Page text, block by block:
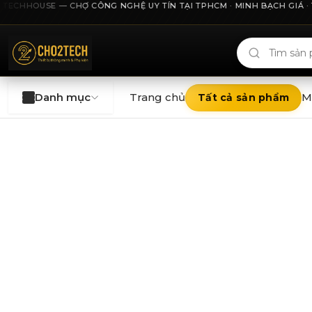
Cho2Tech và 2Techhouse — chợ công nghệ uy tín tại
— CHỢ CÔNG NGHỆ UY TÍN TẠI TPHCM · MINH BẠCH GIÁ ·
Danh mục Trang chủ Tất cả sản phẩm